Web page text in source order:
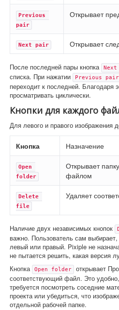
Previous
pair
Открывает
Next pair Открывает
После последней пары кнопка
списка. При нажатии
Previous pair
переходит к последней. Благодаря
просматривать циклически.
Кнопки для каждого
Для левого и правого изображения
Кнопка Назначение
Open
folder
Открывает
файлом
Delete
file
Удаляет
Наличие двух независимых кнопок
важно. Пользователь сам
левый или правый. Pixiple не
не пытается решить, какая версия
Кнопка
Open folder
открывает
соответствующий файл. Это
требуется посмотреть соседние
проекта или убедиться, что
отдельной рабочей папке.